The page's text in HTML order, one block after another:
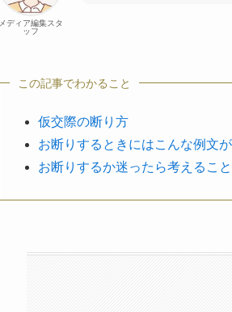
メディア編集スタ
ッフ
この記事でわかること
仮交際の断り方
お断りするときにはこんな例文
お断りするか迷ったら考えること